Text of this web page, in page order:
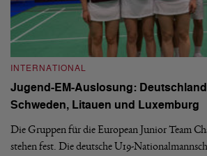
INTERNATIONAL
Jugend-EM-Auslosung:
Schweden, Litauen und Luxemburg
Die Gruppen für die European Junior Team
stehen fest. Die deutsche U19-